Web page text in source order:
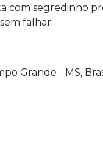
com segredinho
falhar.
Grande - MS,